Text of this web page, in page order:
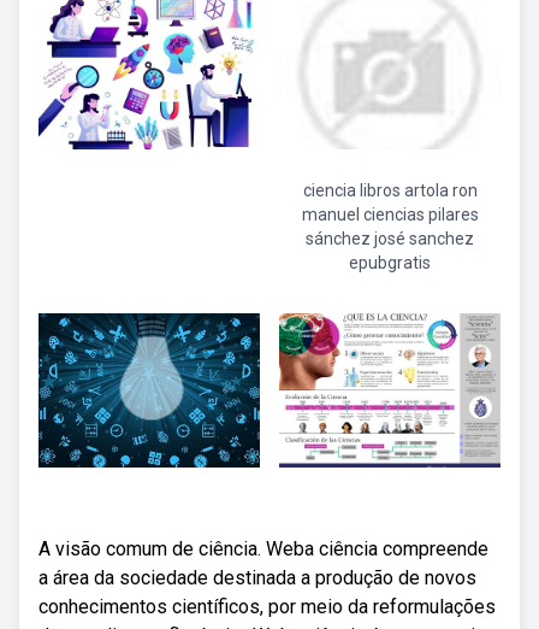
ciencia libros artola ron
manuel ciencias pilares
sánchez josé sanchez
epubgratis
A visão comum de ciência. Weba ciência compreende
a área da sociedade destinada a produção de novos
conhecimentos científicos, por meio da reformulações